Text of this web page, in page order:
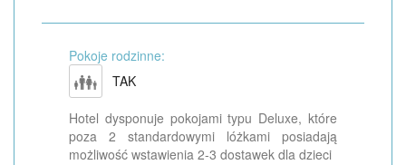
Pokoje rodzinne:
TAK
Hotel dysponuje pokojami typu Deluxe, które
poza 2 standardowymi lóżkami posiadają
możliwość wstawienia 2-3 dostawek dla dzieci